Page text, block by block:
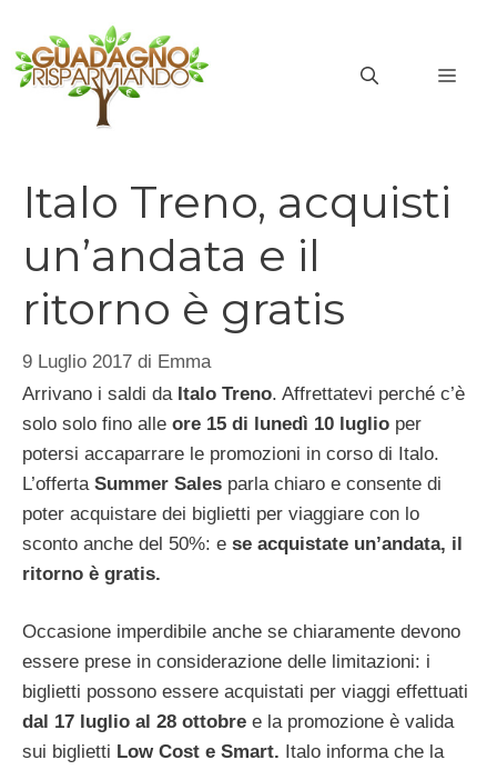
contenuto
Italo Treno, acquisti
un’andata e il
ritorno è gratis
9 Luglio 2017 di Emma
Arrivano i saldi da Italo Treno. Affrettatevi perché c’è
solo solo fino alle ore 15 di lunedì 10 luglio per
potersi accaparrare le promozioni in corso di Italo.
L’offerta Summer Sales parla chiaro e consente di
poter acquistare dei biglietti per viaggiare con lo
sconto anche del 50%: e se acquistate un’andata, il
ritorno è gratis.
Occasione imperdibile anche se chiaramente devono
essere prese in considerazione delle limitazioni: i
biglietti possono essere acquistati per viaggi effettuati
dal 17 luglio al 28 ottobre e la promozione è valida
sui biglietti Low Cost e Smart. Italo informa che la